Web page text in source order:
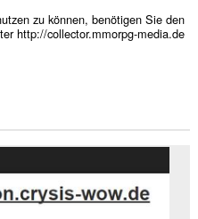
zu können, benötigen Sie den
http://collector.mmorpg-media.de